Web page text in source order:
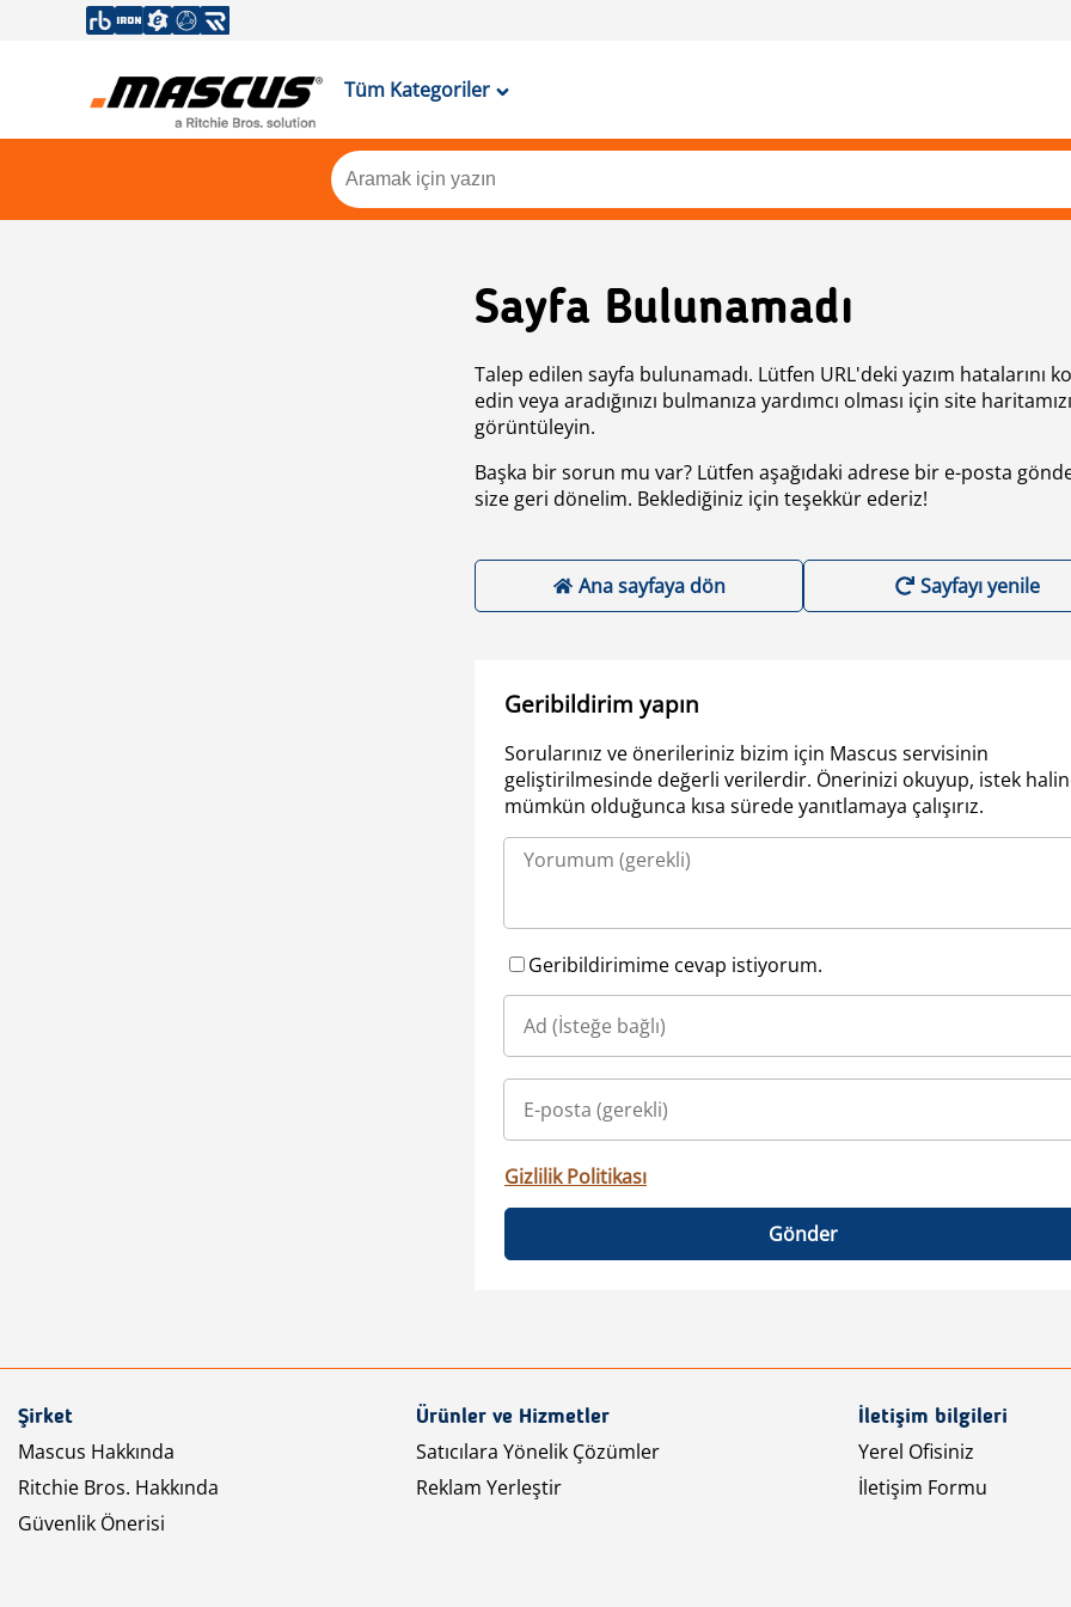
Tüm Kategoriler
Sayfa Bulunamadı
Talep edilen sayfa bulunamadı. Lütfen URL'deki yazım hatalarını
edin veya aradığınızı bulmanıza yardımcı olması için site haritamızı
görüntüleyin.
Başka bir sorun mu var? Lütfen aşağıdaki adrese bir e-posta
size geri dönelim. Beklediğiniz için teşekkür ederiz!
Ana sayfaya dön Sayfayı yenile
Geribildirim yapın
Sorularınız ve önerileriniz bizim için Mascus servisinin
geliştirilmesinde değerli verilerdir. Önerinizi okuyup, istek
mümkün olduğunca kısa sürede yanıtlamaya çalışırız.
Geribildirimime cevap istiyorum.
Gizlilik Politikası
Gönder
Şirket
Mascus Hakkında
Ritchie Bros. Hakkında
Güvenlik Önerisi
Ürünler ve Hizmetler
Satıcılara Yönelik Çözümler
Reklam Yerleştir
İletişim bilgileri
Yerel Ofisiniz
İletişim Formu